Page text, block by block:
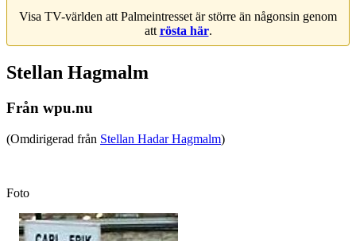
Visa TV-världen att Palmeintresset är större än någonsin genom
att rösta här.
Stellan Hagmalm
Från wpu.nu
(Omdirigerad från Stellan Hadar Hagmalm)
Foto